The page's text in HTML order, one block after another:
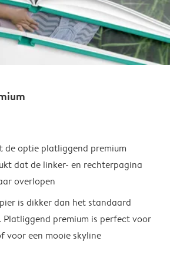
de optie platliggend premium
dat de linker- en rechterpagina
overlopen
is dikker dan het standaard
premium is perfect voor
voor een mooie skyline